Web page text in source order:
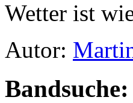
Wetter ist
Autor:
Bandsuche: